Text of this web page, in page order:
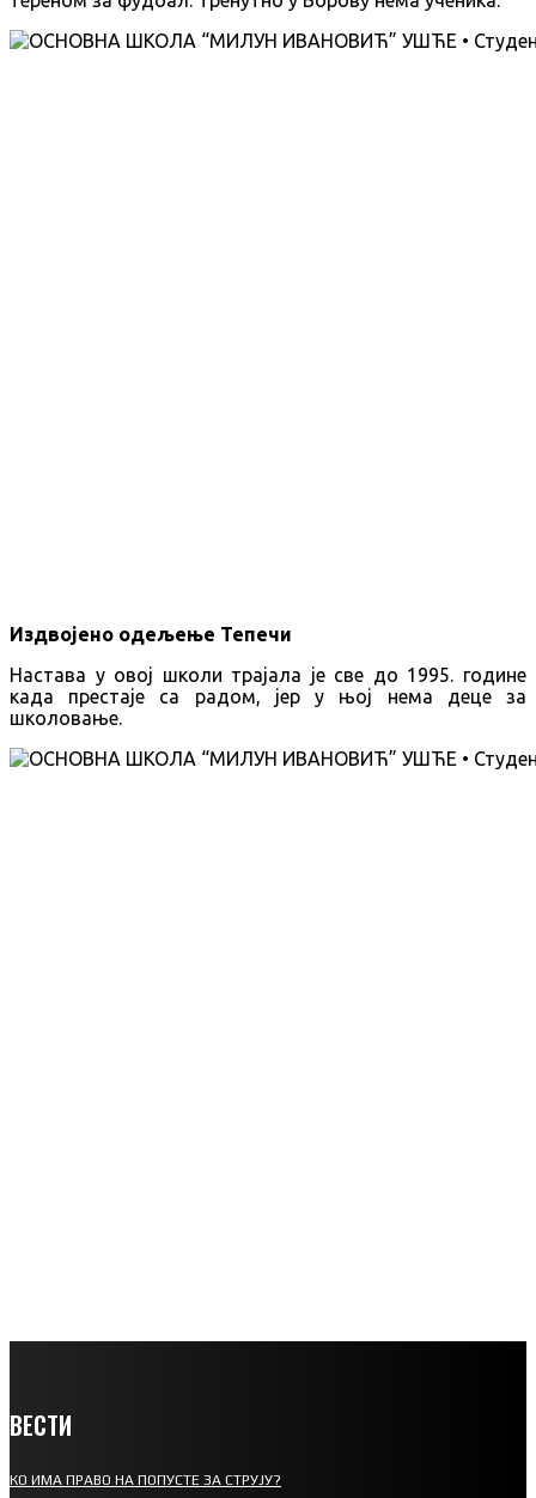
Издвојено одељење Тепечи
Настава у овој школи трајала је све до 1995. године
када престаје са радом, јер у њој нема деце за
школовање.
ВЕСТИ
КО ИМА ПРАВО НА ПОПУСТЕ ЗА СТРУЈУ?